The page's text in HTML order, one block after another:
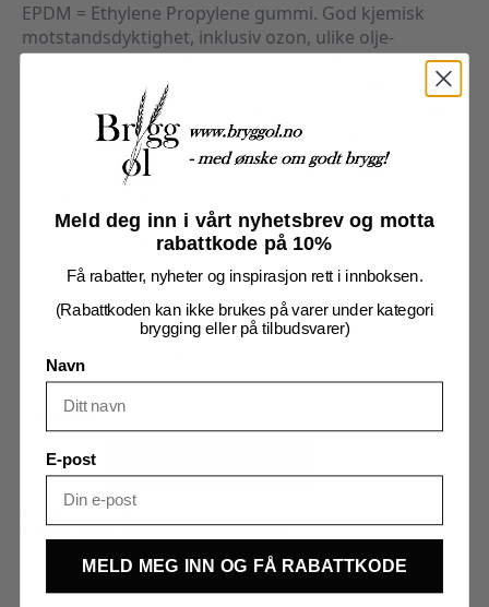
EPDM = Ethylene Propylene gummi. God kjemisk
motstandsdyktighet, inklusiv ozon, ulike olje-
produkter, alakaliske og syre-produkter, vann,
alkohol, ketoner og drikkevarer generelt. EPDM har
også gode aldrings- og slite-egenskaper, er uten BPA
(bisphenol A) og er generelt å foretrekke fremfor
silikon og andre lignende produkter.
Sørg for å velge hurtigkoblinger som passer til dine
rør- og slangedimensjoner:
3/8″ tilsvarer omtrent 10mm (9,53mm)
5/16″ tilsvarer omtrent 8mm (7,94mm)
1/4″ tilsvarer omtrent 6mm (6,35mm)
2 på lager
(5/16")
antall
Kategorier:Slanger og koblinger,Tapping og servering
Meld deg inn i vårt nyhetsbrev og motta
rabattkode på 10%
Få rabatter, nyheter og inspirasjon rett i innboksen.
(Rabattkoden kan ikke brukes på varer under kategori
brygging eller på tilbudsvarer)
Navn
E-post
MELD MEG INN OG FÅ RABATTKODE